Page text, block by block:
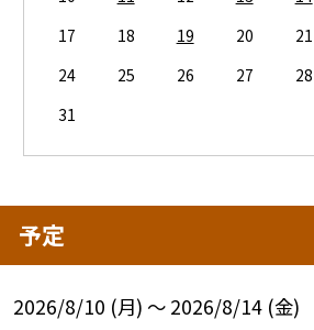
17
18 19 20 21
24
25 26 27 28
31
予定
2026/8/10 (月) ～ 2026/8/14 (金)